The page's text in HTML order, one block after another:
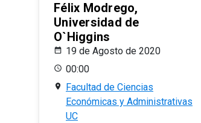
Félix Modrego,
Universidad de
O`Higgins
19 de Agosto de 2020
00:00
Facultad de Ciencias
Económicas y Administrativas
UC